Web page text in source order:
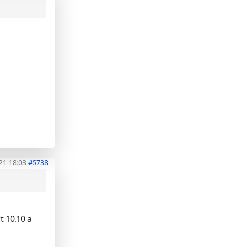
18:03 #5738
10.10 a